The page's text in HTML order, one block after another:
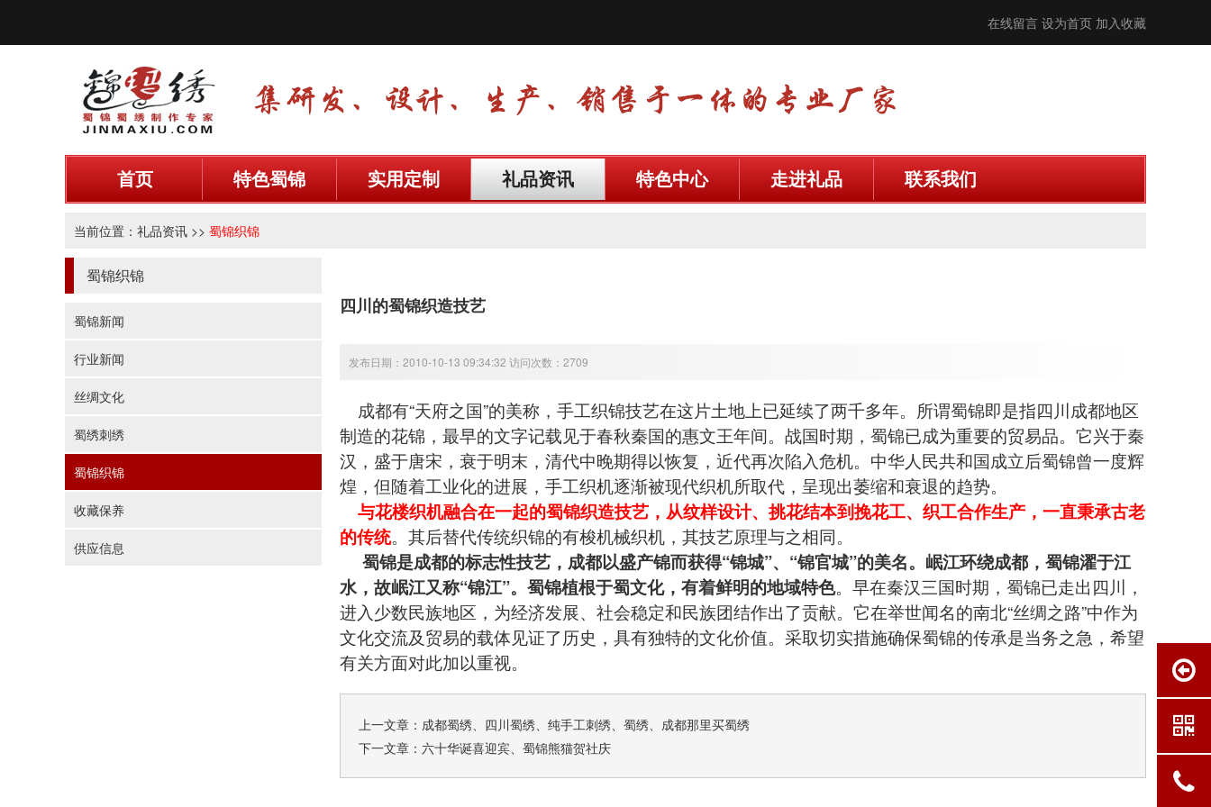
在线留言 设为首页 加入收藏
首页 特色蜀锦 实用定制 礼品资讯 特色中心 走进礼品 联系我们
当前位置： 礼品资讯 >> 蜀锦织锦
蜀锦织锦
蜀锦新闻
行业新闻
丝绸文化
蜀绣刺绣
蜀锦织锦
收藏保养
供应信息
四川的蜀锦织造技艺
发布日期：2010-10-13 09:34:32 访问次数：2709
成都有“天府之国”的美称，手工织锦技艺在这片土地上已延续了两千多年。 所谓蜀锦即是指四川成都地区
制造的花锦 ，最早的文字记载见于春秋秦国的惠文王年间。战国时期，蜀锦已成为重要的贸易品。它兴于秦
汉，盛于唐宋，衰于明末，清代中晚期得以恢复，近代再次陷入危机。中华人民共和国成立后蜀锦曾一度辉
煌，但随着工业化的进展，手工织机逐渐被现代织机所取代，呈现出萎缩和衰退的趋势。
与花楼织机融合在一起的蜀锦织造技艺，从纹样设计、挑花结本到挽花工、织工合作生产，一直秉承古老
的传统。其后替代传统织锦的有梭机械织机，其技艺原理与之相同。
蜀锦是成都的标志性技艺，成都以盛产锦而获得“锦城”、“锦官城”的美名。岷江环绕成都，蜀锦濯于江
水，故岷江又称“锦江”。蜀锦植根于蜀文化，有着鲜明的地域特色。早在秦汉三国时期，蜀锦已走出四川，
进入少数民族地区，为经济发展、社会稳定和民族团结作出了贡献。它在举世闻名的南北“丝绸之路”中作为
文化交流及贸易的载体见证了历史，具有独特的文化价值。采取切实措施确保蜀锦的传承是当务之急，希望
有关方面对此加以重视。
上一文章： 成都蜀绣、四川蜀绣、纯手工刺绣、蜀绣、成都那里买蜀绣
下一文章： 六十华诞喜迎宾、蜀锦熊猫贺社庆